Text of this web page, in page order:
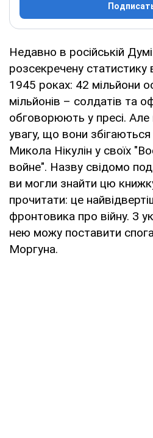
Недавно в російській
розсекречену
1945 роках: 42 мільйони
мільйонів – солдатів та
обговорюють у пресі. Але
увагу, що вони
Микола Нікулін у своїх
войне". Назву свідомо
ви могли знайти цю книжку
прочитати: це
фронтовика про війну. З
нею можу поставити
Моргуна.